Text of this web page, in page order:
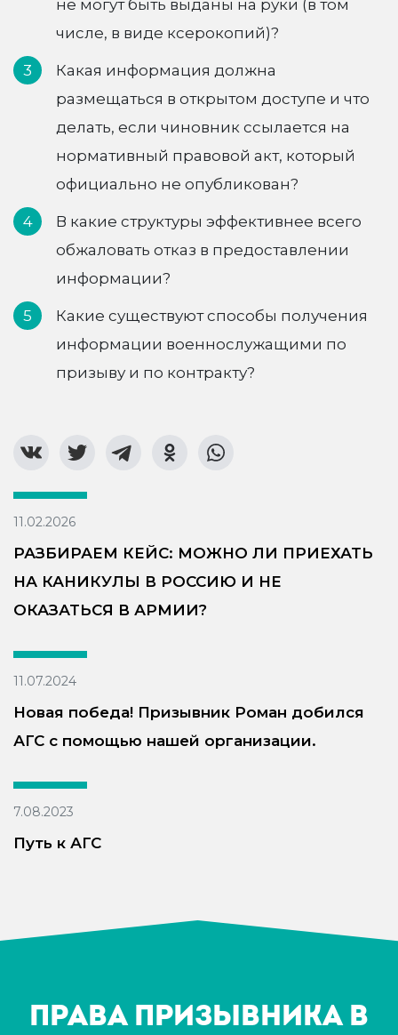
не могут быть выданы на руки (в том
числе, в виде ксерокопий)?
Какая информация должна
размещаться в открытом доступе и что
делать, если чиновник ссылается на
нормативный правовой акт, который
официально не опубликован?
В какие структуры эффективнее всего
обжаловать отказ в предоставлении
информации?
Какие существуют способы получения
информации военнослужащими по
призыву и по контракту?
11.02.2026
РАЗБИРАЕМ КЕЙС: МОЖНО ЛИ ПРИЕХАТЬ
НА КАНИКУЛЫ В РОССИЮ И НЕ
ОКАЗАТЬСЯ В АРМИИ?
11.07.2024
Новая победа! Призывник Роман добился
АГС с помощью нашей организации.
7.08.2023
Путь к АГС
Права призывника в